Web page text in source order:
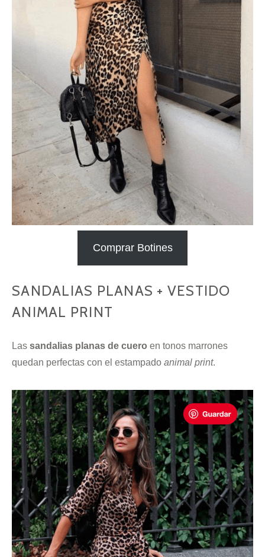
Comprar Botines
SANDALIAS PLANAS + VESTIDO
ANIMAL PRINT
Las sandalias planas de cuero en tonos marrones
quedan perfectas con el estampado animal print.